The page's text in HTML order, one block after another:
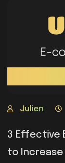
Julien
3 Effective
to Increase